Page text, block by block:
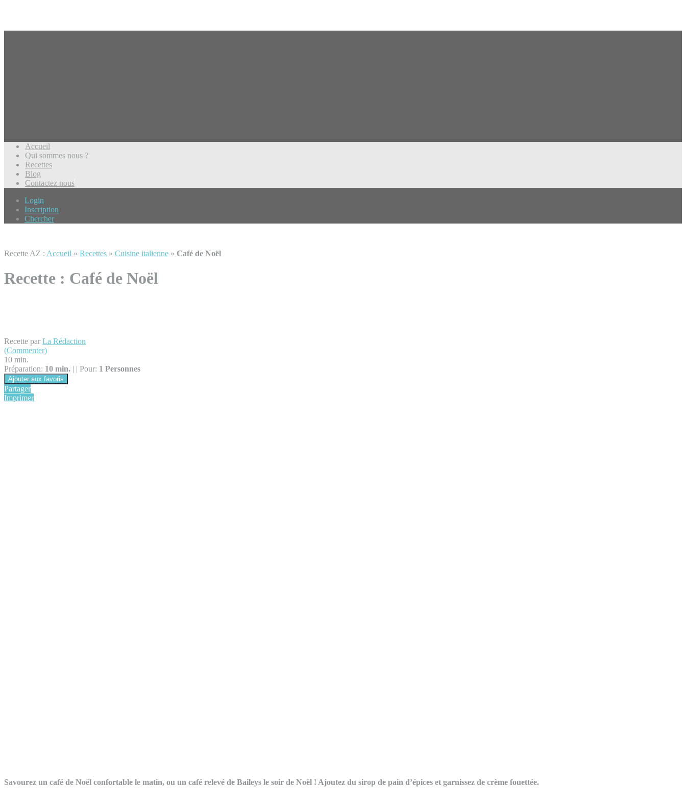
Accueil
Qui sommes nous ?
Recettes
Blog
Contactez nous
Login
Inscription
Chercher
Recette AZ : Accueil » Recettes » Cuisine italienne » Café de Noël
Recette : Café de Noël
Recette par La Rédaction
(Commenter)
10 min.
Préparation: 10 min. | | Pour: 1 Personnes
Ajouter aux favoris
Partager
Imprimer
Savourez un café de Noël confortable le matin, ou un café relevé de Baileys le soir de Noël ! Ajoutez du sirop de pain d’épices et garnissez de crème fouettée.